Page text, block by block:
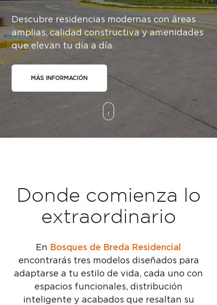
Descubre residencias modernas con áreas
amplias, calidad constructiva y amenidades
que elevan tu día a día.
MÁS INFORMACIÓN
Donde comienza lo
extraordinario
En Bosques de Breda Residencial
encontrarás tres modelos diseñados para
adaptarse a tu estilo de vida, cada uno con
espacios funcionales, distribución
inteligente y acabados que resaltan su